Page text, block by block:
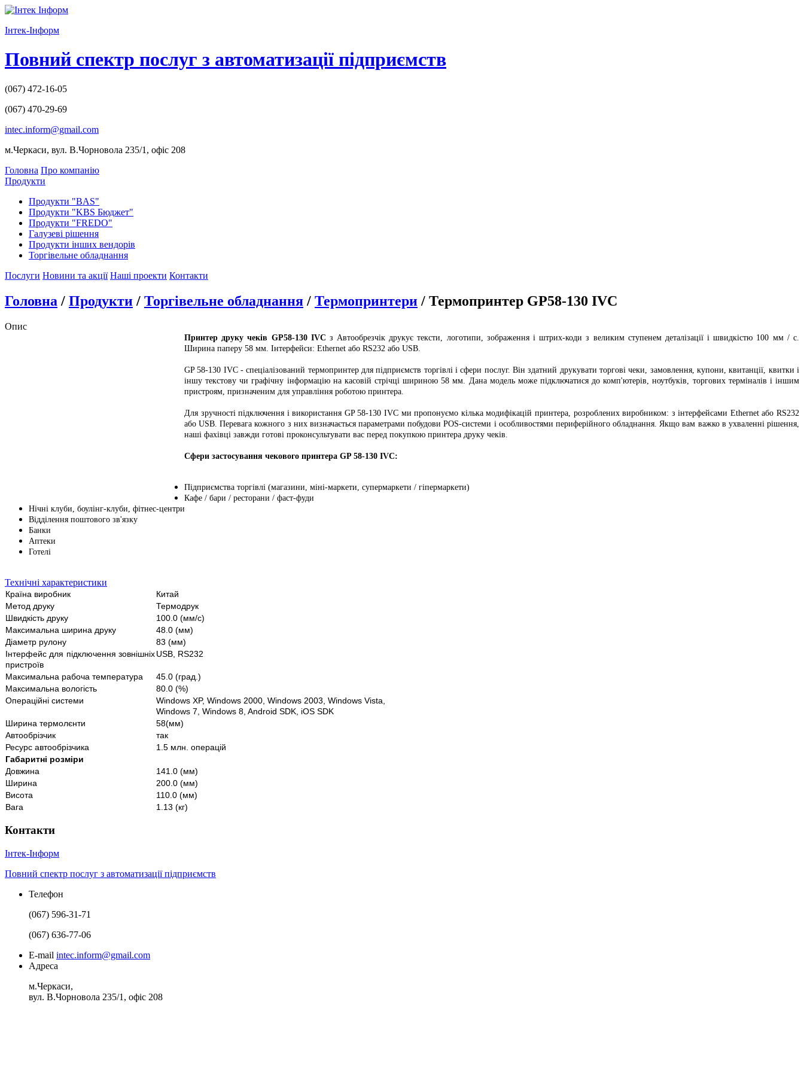
Інтек-Інформ
Повний спектр послуг з автоматизації підприємств
(067) 472-16-05
(067) 470-29-69
intec.inform@gmail.com
м.Черкаси, вул. В.Чорновола 235/1, офіс 208
Головна Про компанію
Продукти
Продукти "BAS"
Продукти "KBS Бюджет"
Продукти "FREDO"
Галузеві рішення
Продукти інших вендорів
Торгівельне обладнання
Послуги Новини та акції Наші проекти Контакти
Головна / Продукти / Торгівельне обладнання / Термопринтери / Термопринтер GP58-130 IVC
Опис
Принтер друку чеків GP58-130 IVC з Автообрезчік друкує тексти, логотипи, зображення і штрих-коди з великим ступенем деталізації і швидкістю 100 мм / с.
Ширина паперу 58 мм. Інтерфейси: Ethernet або RS232 або USB.
GP 58-130 IVC - спеціалізований термопринтер для підприємств торгівлі і сфери послуг. Він здатний друкувати торгові чеки, замовлення, купони, квитанції, квитки і
іншу текстову чи графічну інформацію на касовій стрічці шириною 58 мм. Дана модель може підключатися до комп'ютерів, ноутбуків, торгових терміналів і іншим
пристроям, призначеним для управління роботою принтера.
Для зручності підключення і використання GP 58-130 IVC ми пропонуємо кілька модифікацій принтера, розроблених виробником: з інтерфейсами Ethernet або RS232
або USB. Перевага кожного з них визначається параметрами побудовиPOS-системи і особливостями периферійного обладнання. Якщо вам важко в ухваленні рішення,
наші фахівці завжди готові проконсультувати вас перед покупкою принтера друку чеків.
Сфери застосування чекового принтера GP 58-130 IVC:
Підприємства торгівлі (магазини, міні-маркети, супермаркети / гіпермаркети)
Кафе / бари / ресторани / фаст-фуди
Нічні клуби, боулінг-клуби, фітнес-центри
Відділення поштового зв'язку
Банки
Аптеки
Готелі
Технічні характеристики
Країна виробник
Китай
Метод друку
Термодрук
Швидкість друку
100.0 (мм/с)
Максимальна ширина друку
48.0 (мм)
Діаметр рулону
83 (мм)
Інтерфейс для підключення зовнішніх
пристроїв
USB, RS232
Максимальна рабоча температура
45.0 (град.)
Максимальна вологість
80.0 (%)
Операційні системи
Windows XP, Windows 2000, Windows 2003, Windows Vista,
Windows 7, Windows 8, Android SDK, iOS SDK
Ширина термолєнти
58(мм)
Автообрізчик
так
Ресурс автообрізчика
1.5 млн. операцій
Габаритні розміри
Довжина
141.0 (мм)
Ширина
200.0 (мм)
Висота
110.0 (мм)
Вага
1.13 (кг)
Контакти
Інтек-Інформ
Повний спектр послуг з автоматизації підприємств
Телефон
(067) 596-31-71
(067) 636-77-06
E-mail intec.inform@gmail.com
Адреса
м.Черкаси,
вул. В.Чорновола 235/1, офіс 208